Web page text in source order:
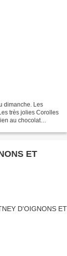
dimanche. Les
très jolies Corolles
au chocolat
ET